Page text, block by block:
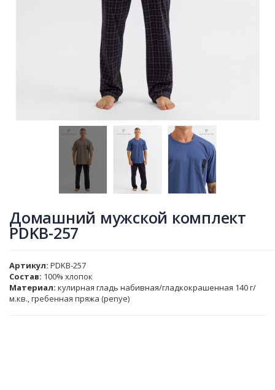
Домашний мужской комплект
PDKB-257
Артикул PDKB-257
Состав: 100% хлопок
Материал: кулирная гладь набивная/гладкокрашенная 140 г/
м.кв., гребенная пряжа (penye)